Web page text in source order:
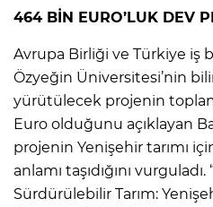
464 BİN EURO’LUK DEV
Avrupa Birliği ve Türkiye iş
Özyeğin Üniversitesi’nin
yürütülecek projenin
Euro olduğunu açıklayan
projenin Yenişehir tarımı
anlamı taşıdığını
Sürdürülebilir Tarım: